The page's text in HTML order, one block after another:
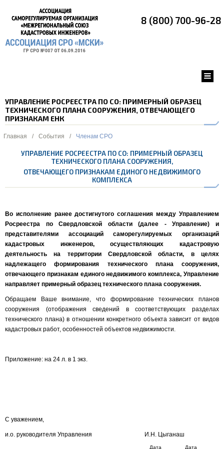
8 (800) 700-96-28
УПРАВЛЕНИЕ РОСРЕЕСТРА ПО СО: ПРИМЕРНЫЙ ОБРАЗЕЦ
ТЕХНИЧЕСКОГО ПЛАНА СООРУЖЕНИЯ, ОТВЕЧАЮЩЕГО
ПРИЗНАКАМ ЕНК
Главная / События / Членам СРО
УПРАВЛЕНИЕ РОСРЕЕСТРА ПО СО: ПРИМЕРНЫЙ ОБРАЗЕЦ
ТЕХНИЧЕСКОГО ПЛАНА СООРУЖЕНИЯ,
ОТВЕЧАЮЩЕГО ПРИЗНАКАМ ЕДИНОГО НЕДВИЖИМОГО
КОМПЛЕКСА
Во исполнение ранее достигнутого соглашения между Управлением
Росреестра по Свердловской области (далее - Управление) и
представителями ассоциаций саморегулируемых организаций
кадастровых инженеров, осуществляющих кадастровую
деятельность на территории Свердловской области, в целях
надлежащего формирования технического плана сооружения,
отвечающего признакам единого недвижимого комплекса, Управление
направляет примерный образец технического плана сооружения.
Обращаем Ваше внимание, что формирование технических планов
сооружения (отображения сведений в соответствующих разделах
технического плана) в отношении конкретного объекта зависит от видов
кадастровых работ, особенностей объектов недвижимости.
Приложение: на 24 л. в 1 экз.
С уважением,
и.о. руководителя Управления И.Н. Цыганаш
Дата Дата